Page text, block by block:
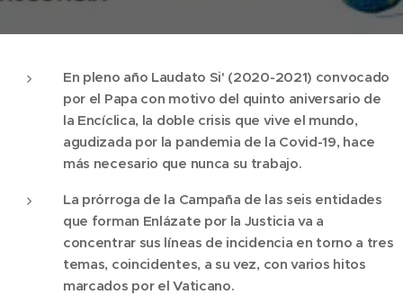
En pleno año Laudato Si' (2020-2021) convocado
por el Papa con motivo del quinto aniversario de
la Encíclica, la doble crisis que vive el mundo,
agudizada por la pandemia de la Covid-19, hace
más necesario que nunca su trabajo.
La prórroga de la Campaña de las seis entidades
que forman Enlázate por la Justicia va a
concentrar sus líneas de incidencia en torno a tres
temas, coincidentes, a su vez, con varios hitos
marcados por el Vaticano.